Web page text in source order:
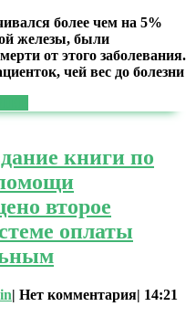
более чем на 5%
железы, были
от этого заболевания.
чей вес до болезни
книги по
второе
оплаты
| Нет комментария| 14:21